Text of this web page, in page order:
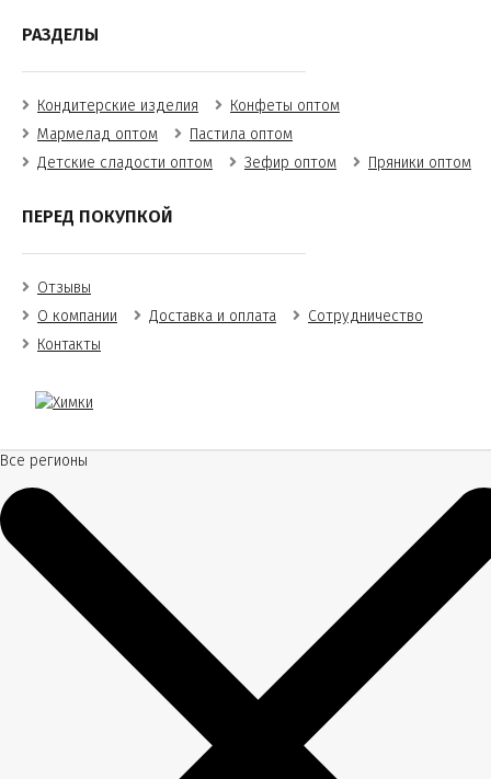
РАЗДЕЛЫ
Кондитерские изделия
Конфеты оптом
Мармелад оптом
Пастила оптом
Детские сладости оптом
Зефир оптом Пряники оптом
ПЕРЕД ПОКУПКОЙ
Отзывы
О компании
Доставка и оплата
Сотрудничество
Контакты
Все регионы